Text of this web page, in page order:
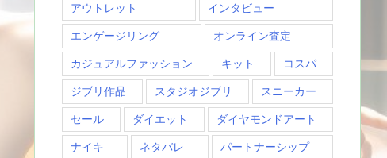
アウトレット インタビュー
エンゲージリング オンライン査定
カジュアルファッション キット コスパ
ジブリ作品 スタジオジブリ スニーカー
セール ダイエット ダイヤモンドアート
ナイキ ネタバレ パートナーシップ